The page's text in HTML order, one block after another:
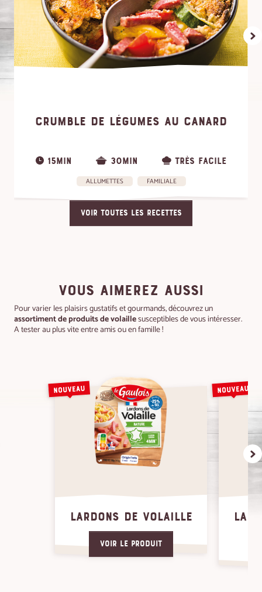
CRUMBLE DE LÉGUMES AU CANARD
15MIN 30MIN TRÈS FACILE
ALLUMETTES FAMILIALE
VOIR TOUTES LES RECETTES
VOUS AIMEREZ AUSSI
Pour varier les plaisirs gustatifs et gourmands, découvrez un
assortiment de produits de volaillesusceptibles de vous intéresser.
A tester au plus vite entre amis ou en famille !
LARDONS DE VOLAILLE
Voir le produit